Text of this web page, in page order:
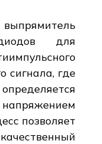
для
сигнала, где
позволяет